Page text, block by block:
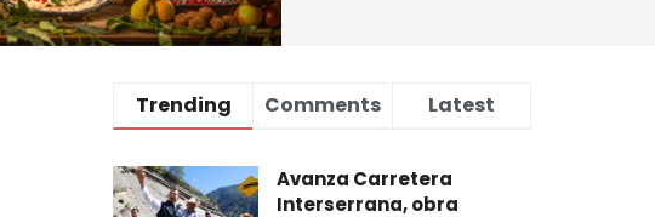
Trending Comments Latest
Avanza Carretera
Interserrana, obra